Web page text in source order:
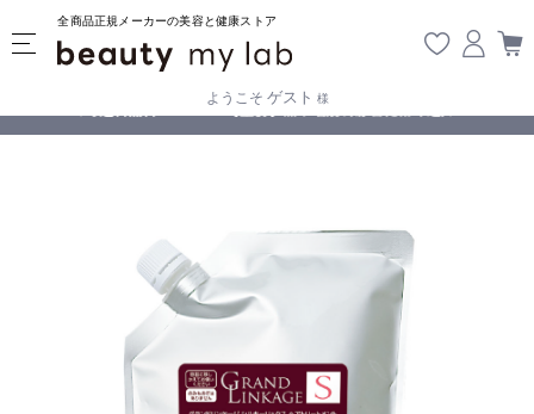
全商品正規メーカーの美容と健康ストア
ようこそ ゲスト 様
【重要】熊本地震の影響により遅延が生じております